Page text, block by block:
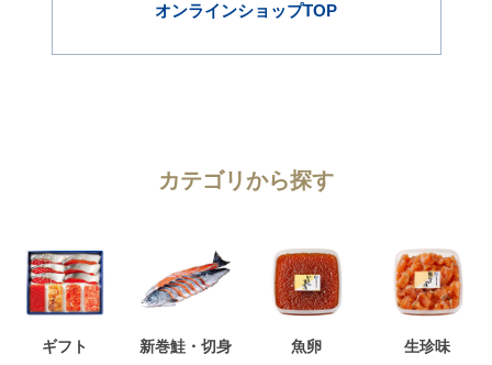
オンラインショップTOP
カテゴリから探す
ギフト 新巻鮭・切身 魚卵 生珍味